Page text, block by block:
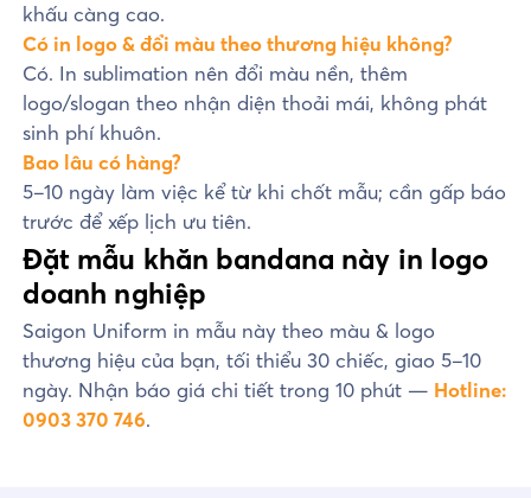
khấu càng cao.
Có in logo & đổi màu theo thương hiệu không?
Có. In sublimation nên đổi màu nền, thêm
logo/slogan theo nhận diện thoải mái, không phát
sinh phí khuôn.
Bao lâu có hàng?
5–10 ngày làm việc kể từ khi chốt mẫu; cần gấp báo
trước để xếp lịch ưu tiên.
Đặt mẫu khăn bandana này in logo
doanh nghiệp
Saigon Uniform in mẫu này theo màu & logo
thương hiệu của bạn, tối thiểu 30 chiếc, giao 5–10
ngày. Nhận báo giá chi tiết trong 10 phút — Hotline:
0903 370 746.